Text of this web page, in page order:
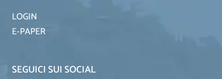
LOGIN
E-PAPER
SEGUICI SUI SOCIAL